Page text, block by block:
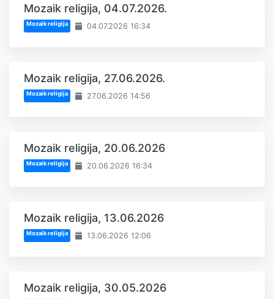
Mozaik religija, 04.07.2026.
Mozaik religija 04.07.2026 16:34
Mozaik religija, 27.06.2026.
Mozaik religija 27.06.2026 14:56
Mozaik religija, 20.06.2026
Mozaik religija 20.06.2026 16:34
Mozaik religija, 13.06.2026
Mozaik religija 13.06.2026 12:06
Mozaik religija, 30.05.2026